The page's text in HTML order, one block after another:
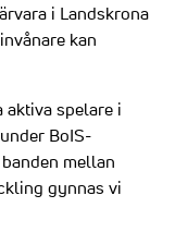
i Landskrona
kan
aktiva spelare i
BoIS-
mellan
gynnas vi